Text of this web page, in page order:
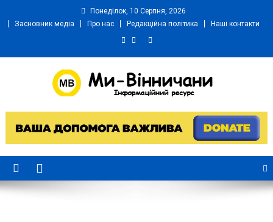
Понеділок, 10 Серпня, 2026
Засновник медіа
Про нас Редакційна політика Наші контакти
Ми Вінничани